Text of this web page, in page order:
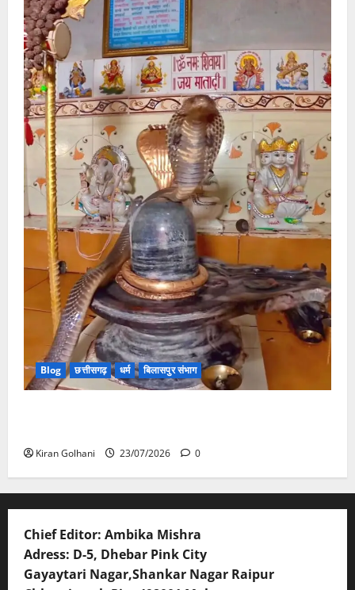
Blog छत्तीसगढ़ धर्म बिलासपुर संभाग
Kiran Golhani 23/07/2026 0
Chief Editor: Ambika Mishra
Adress: D-5, Dhebar Pink City
Gayaytari Nagar,Shankar Nagar Raipur